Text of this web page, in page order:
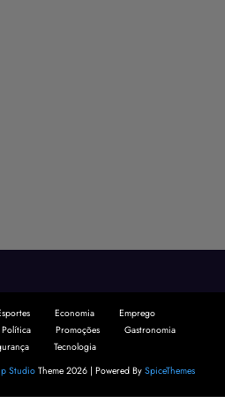
Esportes Economia
Emprego
Política Promoções